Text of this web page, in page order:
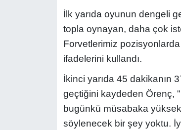
İlk yarıda oyunun dengeli
topla oynayan, daha çok
Forvetlerimiz
ifadelerini kullandı.
İkinci yarıda 45 dakikanın
geçtiğini kaydeden Örenç,
bugünkü müsabaka
söylenecek bir şey yoktu.